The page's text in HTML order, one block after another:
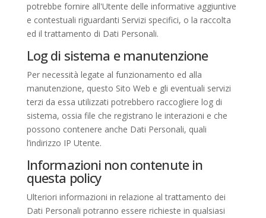
potrebbe fornire all'Utente delle informative aggiuntive
e contestuali riguardanti Servizi specifici, o la raccolta
ed il trattamento di Dati Personali.
Log di sistema e manutenzione
Per necessità legate al funzionamento ed alla
manutenzione, questo Sito Web e gli eventuali servizi
terzi da essa utilizzati potrebbero raccogliere log di
sistema, ossia file che registrano le interazioni e che
possono contenere anche Dati Personali, quali
l’indirizzo IP Utente.
Informazioni non contenute in
questa policy
Ulteriori informazioni in relazione al trattamento dei
Dati Personali potranno essere richieste in qualsiasi